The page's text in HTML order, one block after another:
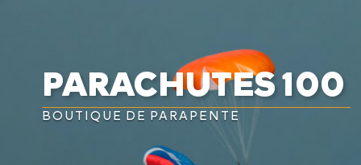
PARACHUTES 100
BOUTIQUE DE PARAPENTE